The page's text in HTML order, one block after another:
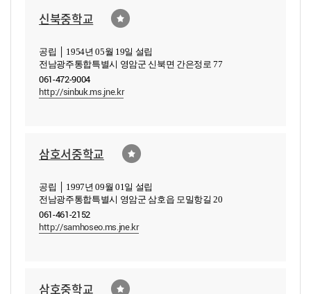
신북중학교
공립 │ 1954년 05월 19일 설립
전남광주통합특별시 영암군 신북면 간은정로 77
061-472-9004
http://sinbuk.ms.jne.kr
삼호서중학교
공립 │ 1997년 09월 01일 설립
전남광주통합특별시 영암군 삼호읍 모밀항길 20
061-461-2152
http://samhoseo.ms.jne.kr
삼호중학교